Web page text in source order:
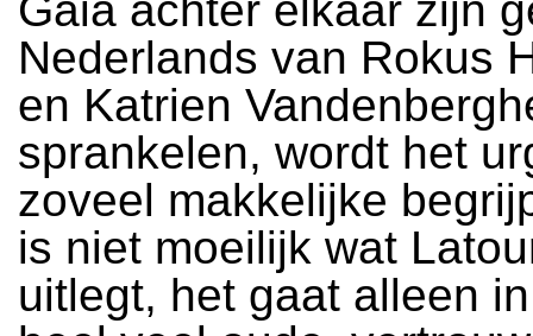
Nederlands van Rokus
en Katrien
sprankelen, wordt het
zoveel makkelijke
is niet moeilijk wat
uitlegt, het gaat alleen